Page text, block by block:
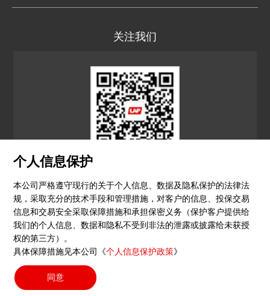
个人信息保护
本公司严格遵守现行的关于个人信息、数据及隐私保护的法律法
规，采取充分的技术手段和管理措施，对客户的信息、投保交易
信息和交易安全采取保障措施和承担保密义务（保护客户提供给
我们的个人信息、数据和隐私不受到非法的泄露或披露给未获授
权的第三方）。
具体保障措施见本公司《个人信息保护政策》
同意
关注我们
© 2026 镭尔谱激光应用技术（上海）有限公司
隐私政策 印记沪ICP备15051604号-4 （沪）-非经营
性-2023-0290
Search